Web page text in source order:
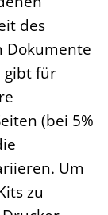
des
Dokumente
gibt für
(bei 5%
Um
zu